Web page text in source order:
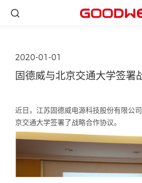
2020-01-01
固德威与北京交通大学签署
近日，江苏固德威电源科技股份有限公
京交通大学签署了战略合作协议。